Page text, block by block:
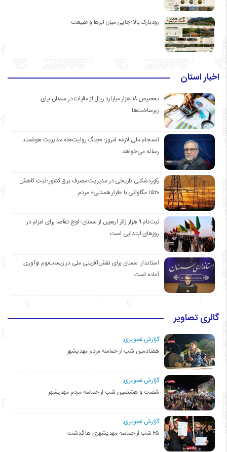
رودبارک بالا؛ جایی میان ابرها و طبیعت
اخبار استان
تخصیص ۱۸ هزار میلیارد ریال از مالیات در سمنان برای
زیرساخت‌ها
انسجام ملی لازمه امروز؛ «جنگ روایت‌ها» مدیریت هوشمند
رسانه می‌خواهد
رکوردشکنی تاریخی در مدیریت مصرف برق کشور؛ ثبت کاهش
۱۵۲۰ مگاواتی با «قرار همدلی» مردم
ثبت‌نام ۹ هزار زائر اربعین از سمنان؛ اوج تقاضا برای اعزام در
روزهای ابتدایی است
استاندار: سمنان برای نقش‌آفرینی ملی در زیست‌بوم نوآوری
آماده است
گالری تصاویر
گزارش تصویری:
هفتادمین شب از حماسه مردم مهدیشهر
گزارش تصویری:
شصت و هشتمین شب از حماسه مردم مهدیشهر
گزارش تصویری:
۶۵ شب از حماسه مهدیشهری ها گذشت